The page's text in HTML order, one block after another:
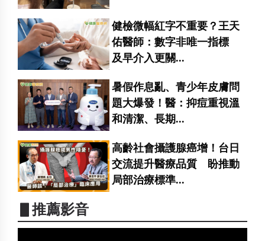
健檢微幅紅字不重要？王天
佑醫師：數字非唯一指標
及早介入更關...
暑假作息亂、青少年皮膚問
題大爆發！醫：抑痘重視溫
和清潔、長期...
高齡社會攝護腺癌增！台日
交流提升醫療品質 盼推動
局部治療標準...
▋推薦影音